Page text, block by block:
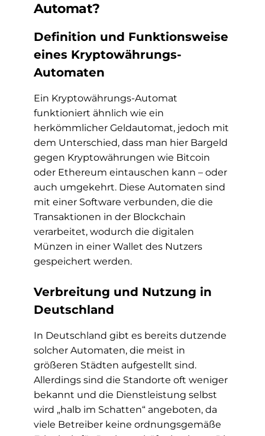
Automat?
Definition und Funktionsweise
eines Kryptowährungs-
Automaten
Ein Kryptowährungs-Automat
funktioniert ähnlich wie ein
herkömmlicher Geldautomat, jedoch mit
dem Unterschied, dass man hier Bargeld
gegen Kryptowährungen wie Bitcoin
oder Ethereum eintauschen kann – oder
auch umgekehrt. Diese Automaten sind
mit einer Software verbunden, die die
Transaktionen in der Blockchain
verarbeitet, wodurch die digitalen
Münzen in einer Wallet des Nutzers
gespeichert werden.
Verbreitung und Nutzung in
Deutschland
In Deutschland gibt es bereits dutzende
solcher Automaten, die meist in
größeren Städten aufgestellt sind.
Allerdings sind die Standorte oft weniger
bekannt und die Dienstleistung selbst
wird „halb im Schatten“ angeboten, da
viele Betreiber keine ordnungsgemäße